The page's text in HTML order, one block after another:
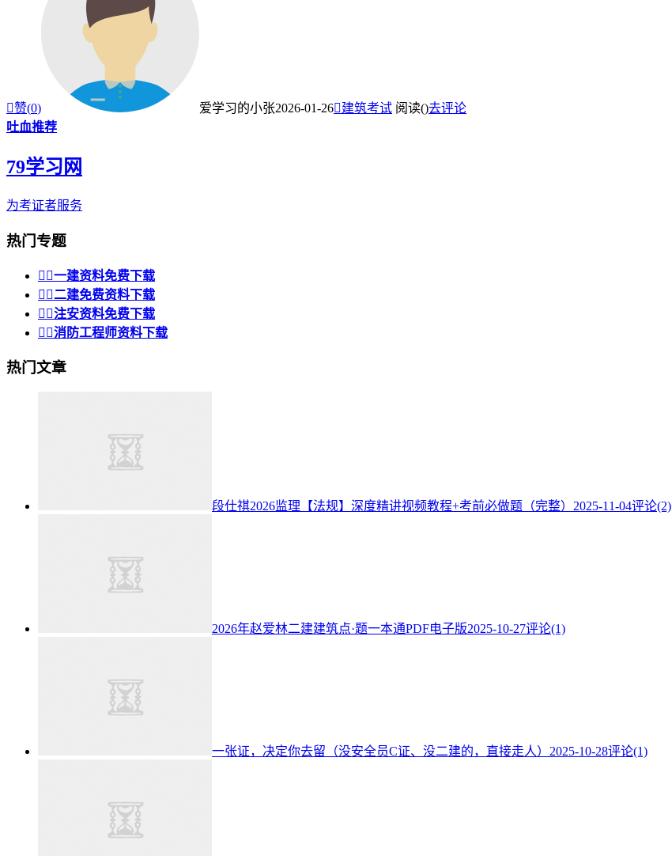
赞(0) 爱学习的小张2026-01-26建筑考试 阅读()去评论
吐血推荐
79学习网
为考证者服务
热门专题
 一建资料免费下载
 二建免费资料下载
 注安资料免费下载
 消防工程师资料下载
热门文章
段仕祺2026监理【法规】深度精讲视频教程+考前必做题（完整） 2025-11-04评论(2)
2026年赵爱林二建建筑点·题一本通PDF电子版2025-10-27评论(1)
一张证，决定你去留（没安全员C证、没二建的，直接走人） 2025-10-28评论(1)